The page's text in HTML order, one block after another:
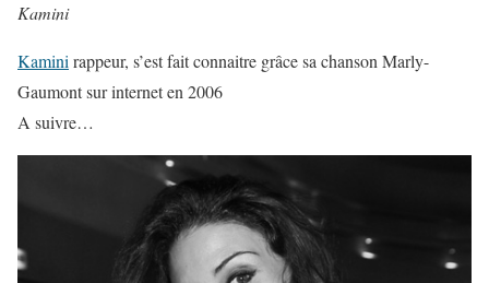
Kamini
Kamini rappeur, s’est fait connaitre grâce sa chanson Marly-
Gaumont sur internet en 2006
A suivre…